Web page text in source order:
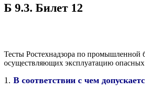
Б 9.3. Билет 12
Тесты Ростехнадзора по промышленной
осуществляющих эксплуатацию
1. В соответствии с чем